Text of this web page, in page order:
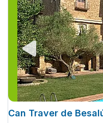
Can Traver de